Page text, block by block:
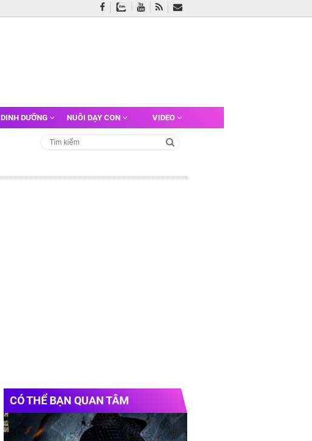
DINH DƯỠNG NUÔI DẠY CON VIDEO
CÓ THỂ BẠN QUAN TÂM